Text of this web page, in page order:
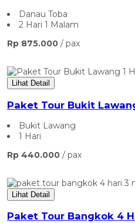
Danau Toba
2 Hari 1 Malam
Rp 875.000 / pax
Lihat Detail
Paket Tour Bukit
Bukit Lawang
1 Hari
Rp 440.000 / pax
Lihat Detail
Paket Tour Bangkok 4